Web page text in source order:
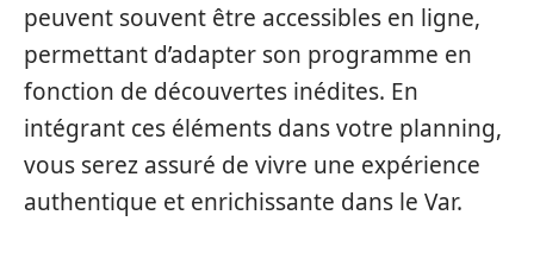
peuvent souvent être accessibles en ligne,
permettant d’adapter son programme en
fonction de découvertes inédites. En
intégrant ces éléments dans votre planning,
vous serez assuré de vivre une expérience
authentique et enrichissante dans le Var.